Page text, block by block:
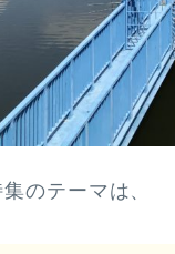
のテーマは、